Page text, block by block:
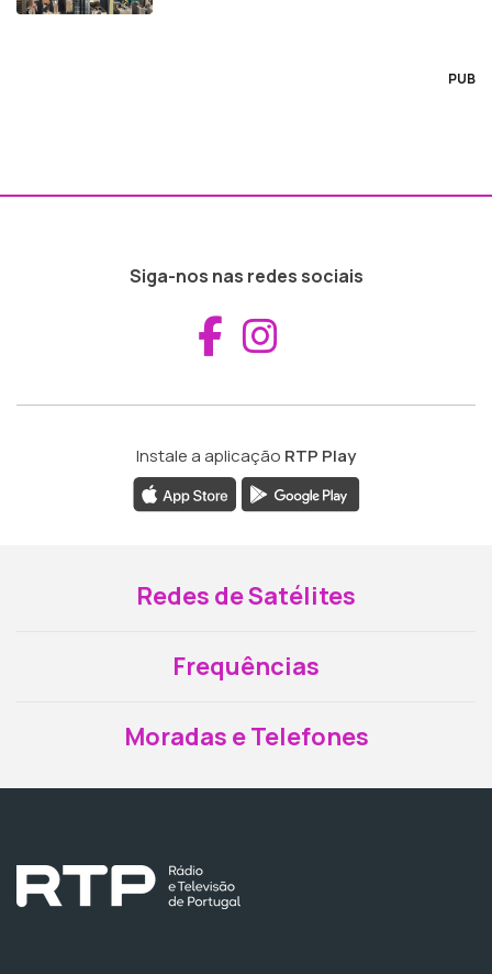
PUB
Siga-nos nas redes sociais
Aceder ao
Instale a aplicação RTP Play
Redes de Satélites
Frequências
Moradas e Telefones